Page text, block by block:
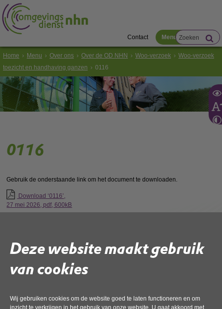
Deze website maakt gebruik
van cookies
Wij gebruiken cookies om de website goed te laten functioneren en om
inzicht te verkrijgen in het gebruik van onze website. U gaat akkoord met
Contact Menu
Home Menu Over ons Over de OD NHN Woo-verzoek
Woo-verzoek
toezicht en handhaving ganzen
0116
0116
Gebruik de onderstaande link om het document te downloaden.
Download ‘0116’,
27 mei 2026, pdf, 600kB